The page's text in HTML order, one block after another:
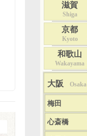
滋賀
Shiga
京都
Kyoto
和歌山
Wakayama
大阪 Osaka
梅田
心斎橋